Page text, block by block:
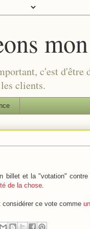
c'est d'être
clients.
billet et la "votation"
de la chose
considérer ce vote comme